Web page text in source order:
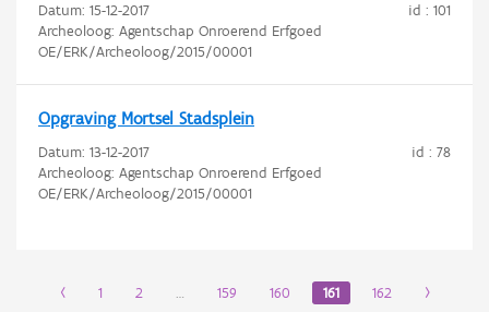
id : 101
Datum: 15-12-2017
Archeoloog: Agentschap Onroerend Erfgoed
OE/ERK/Archeoloog/2015/00001
Opgraving Mortsel Stadsplein
id : 78
Datum: 13-12-2017
Archeoloog: Agentschap Onroerend Erfgoed
OE/ERK/Archeoloog/2015/00001
‹ 1 2 … 159 160 161 162 ›